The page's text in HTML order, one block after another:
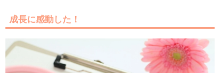
成長に感動した！